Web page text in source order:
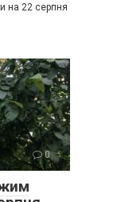
на 22 серпня
0